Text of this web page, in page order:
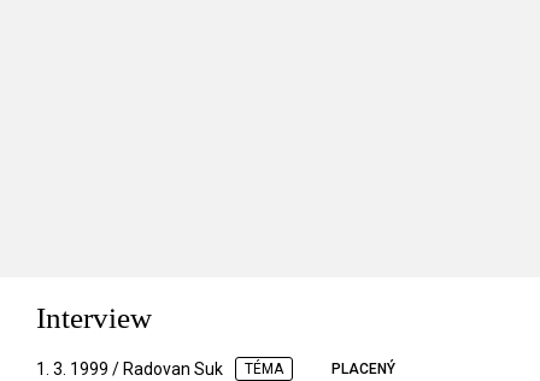
Interview
1. 3. 1999 / Radovan Suk TÉMA PLACENÝ